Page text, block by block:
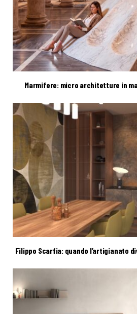
Marmifere: micro architetture in
Filippo Scarfia: quando l’artigianato